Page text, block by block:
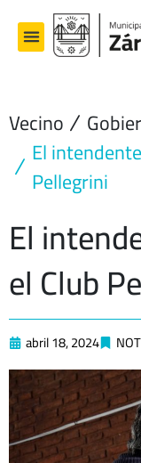
contenido
Vecino
El
Pellegrini
El
el Club
abril 18, 2024